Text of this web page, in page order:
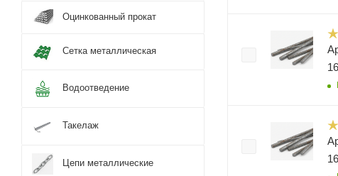
Оцинкованный прокат
Сетка металлическая
Водоотведение
Такелаж
Цепи металлические